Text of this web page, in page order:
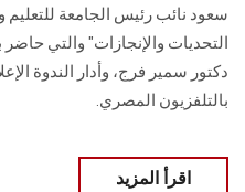
سعود نائب رئيس الجامعة للتعليم
التحديات والإنجازات" والتي حاضر
دكتور سمير فرج، وأدار الندوة
بالتلفزيون المصري.
اقرأ المزيد